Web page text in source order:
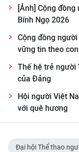
[Ảnh] Cộng
Bính Ngọ 2026
Cộng đồng
vững tin theo
Thế hệ trẻ người
của Đảng
Hội người Việt
với quê hương
Đại hội Thể thao